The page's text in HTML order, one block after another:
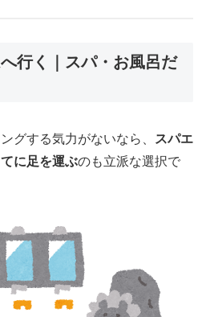
行く｜スパ・お風呂だ
グする気力がないなら、
スパエ
に足を運ぶのも立派な選択で